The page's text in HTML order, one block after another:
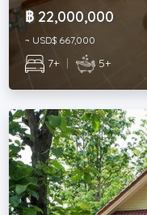
฿ 22,000,000
~ USD$ 667,000
7+ | 5+